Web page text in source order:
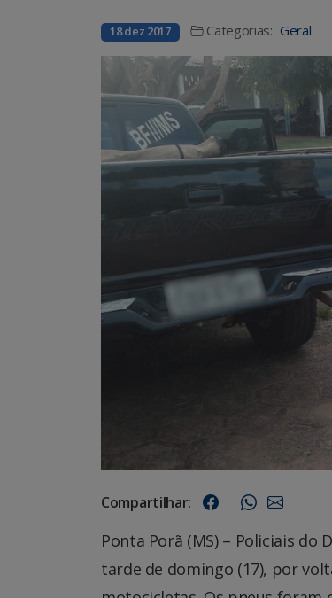
18 dez 2017 Categorias: Geral
Compartilhar:
Ponta Porã (MS) – Policiais
tarde de domingo (17), por